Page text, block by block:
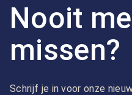
Nooit
missen?
Schrijf je in voor onze